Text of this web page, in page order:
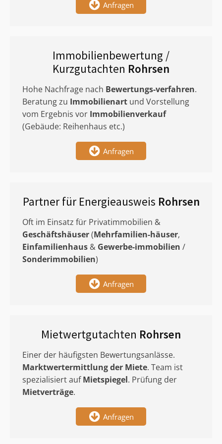
Anfragen
Immobilienbewertung /
Kurzgutachten Rohrsen
Hohe Nachfrage nach Bewertungs-verfahren.
Beratung zu Immobilienart und Vorstellung
vom Ergebnis vor Immobilienverkauf
(Gebäude: Reihenhaus etc.)
Anfragen
Partner für Energieausweis Rohrsen
Oft im Einsatz für Privatimmobilien &
Geschäftshäuser(Mehrfamilien-häuser,
Einfamilienhaus & Gewerbe-immobilien /
Sonderimmobilien)
Anfragen
Mietwertgutachten Rohrsen
Einer der häufigsten Bewertungsanlässe.
Marktwertermittlungder Miete. Team ist
spezialisiert aufMietspiegel. Prüfung der
Mietverträge.
Anfragen